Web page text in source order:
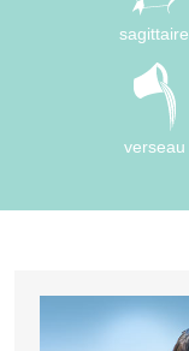
sagittaire
verseau